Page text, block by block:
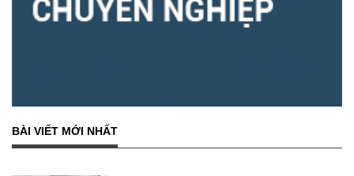
BÀI VIẾT MỚI NHẤT